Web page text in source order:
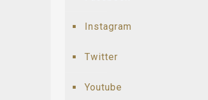
Instagram
Twitter
Youtube